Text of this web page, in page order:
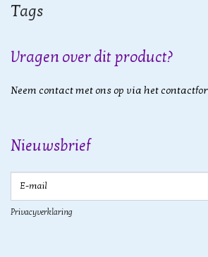
Tags
Vragen over dit product?
Neem contact met ons op via het
Nieuwsbrief
Privacyverklaring